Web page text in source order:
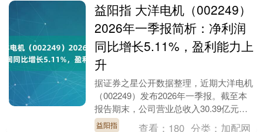
益阳指 大洋电机（002249）
2026年一季报简析：净利润
同比增长5.11%，盈利能力上
升
据证券之星公开数据整理，近期大洋电机
（002249）发布2026年一季报。截至本
报告期末，公司营业总收入30.39亿元，
同比下降3.89%，归母净利润2.99亿....
益阳指 查看： 180 分类： 加配网